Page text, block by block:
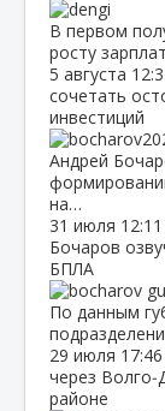
В первом
росту
5 августа
сочетать
инвестиций
Андрей
на…
31 июля 12:11
Бочаров
БПЛА
По данным
29 июля 17:46
через
районе